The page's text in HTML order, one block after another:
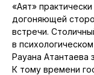
«Аят»
догоняющей
встречи.
в
Рауана Атантаева
К тому времени